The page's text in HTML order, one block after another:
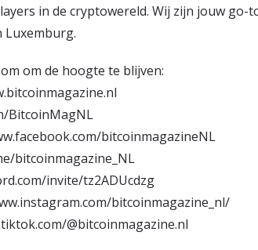
in de cryptowereld. Wij zijn jouw go-
Luxemburg.
om de hoogte te blijven:
BitcoinMagNL
bitcoinmagazineNL
bitcoinmagazine_NL
invite/tz2ADUcdzg
bitcoinmagazine_nl/
@bitcoinmagazine.nl